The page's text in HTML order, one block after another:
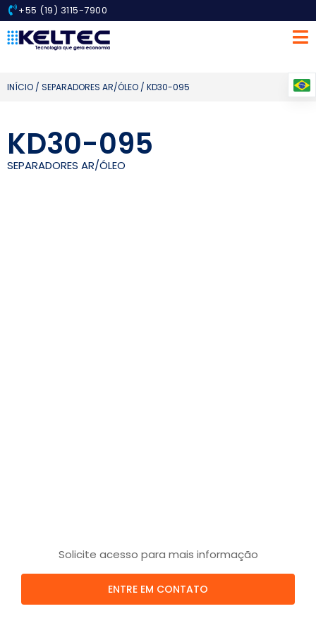
+55 (19) 3115-7900
INÍCIO / SEPARADORES AR/ÓLEO / KD30-095
KD30-095
SEPARADORES AR/ÓLEO
Solicite acesso para mais informação
ENTRE EM CONTATO